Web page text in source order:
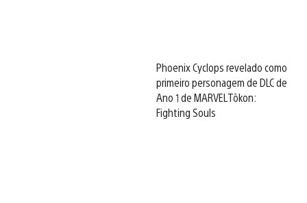
Phoenix Cyclops revelado como
primeiro personagem de DLC de
Ano 1 de MARVEL Tōkon:
Fighting Souls